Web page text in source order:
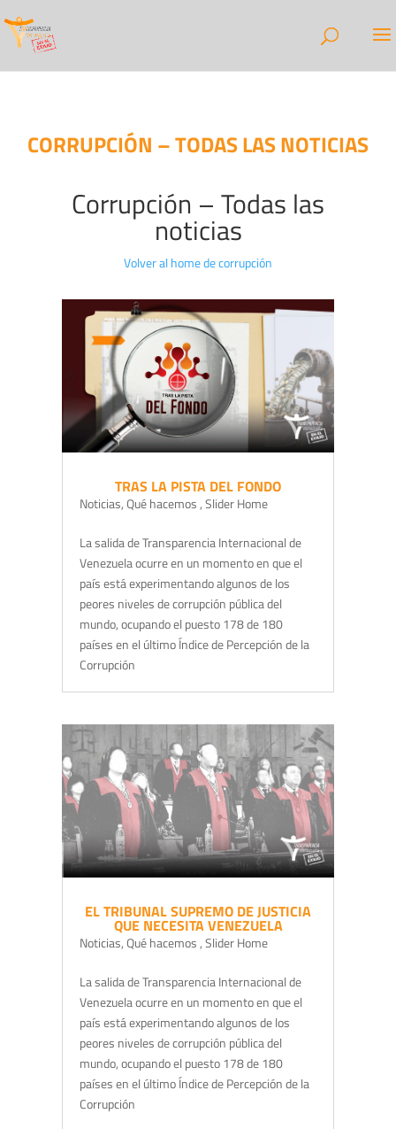
CORRUPCIÓN – TODAS LAS NOTICIAS
Corrupción – Todas las
noticias
Volver al home de corrupción
TRAS LA PISTA DEL FONDO
Noticias,Qué hacemos ,Slider Home
La salida de Transparencia Internacional de
Venezuela ocurre en un momento en que el
país está experimentando algunos de los
peores niveles de corrupción pública del
mundo, ocupando el puesto 178 de 180
países en el último Índice de Percepción de la
Corrupción
EL TRIBUNAL SUPREMO DE JUSTICIA
QUE NECESITA VENEZUELA
Noticias,Qué hacemos ,Slider Home
La salida de Transparencia Internacional de
Venezuela ocurre en un momento en que el
país está experimentando algunos de los
peores niveles de corrupción pública del
mundo, ocupando el puesto 178 de 180
países en el último Índice de Percepción de la
Corrupción